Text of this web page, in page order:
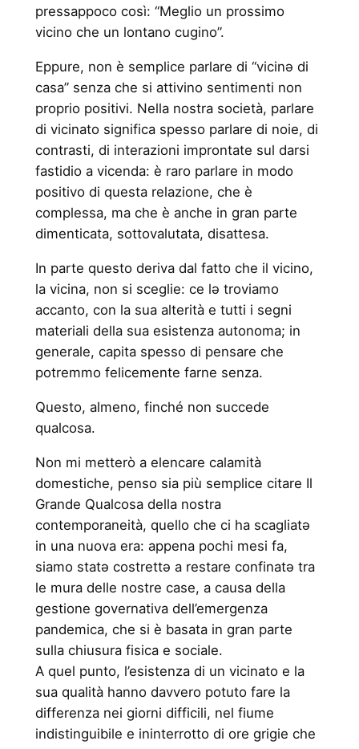
pressappoco così: “Meglio un prossimo
vicino che un lontano cugino”.
Eppure, non è semplice parlare di “vicinə di
casa” senza che si attivino sentimenti non
proprio positivi. Nella nostra società, parlare
di vicinato significa spesso parlare di noie, di
contrasti, di interazioni improntate sul darsi
fastidio a vicenda: è raro parlare in modo
positivo di questa relazione, che è
complessa, ma che è anche in gran parte
dimenticata, sottovalutata, disattesa.
In parte questo deriva dal fatto che il vicino,
la vicina, non si sceglie: ce lə troviamo
accanto, con la sua alterità e tutti i segni
materiali della sua esistenza autonoma; in
generale, capita spesso di pensare che
potremmo felicemente farne senza.
Questo, almeno, finché non succede
qualcosa.
Non mi metterò a elencare calamità
domestiche, penso sia più semplice citare Il
Grande Qualcosa della nostra
contemporaneità, quello che ci ha scagliatə
in una nuova era: appena pochi mesi fa,
siamo statə costrettə a restare confinatə tra
le mura delle nostre case, a causa della
gestione governativa dell’emergenza
pandemica, che si è basata in gran parte
sulla chiusura fisica e sociale.
A quel punto, l’esistenza di un vicinato e la
sua qualità hanno davvero potuto fare la
differenza nei giorni difficili, nel fiume
indistinguibile e ininterrotto di ore grigie che